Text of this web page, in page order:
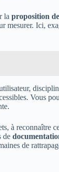
la proposition
mesurer. Ici,
Vous
à reconnaître
de
de